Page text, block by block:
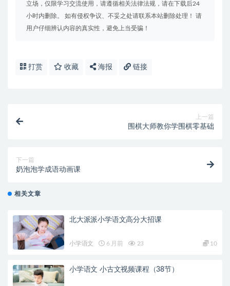
立场，仅限学习交流使用，请遵循相关法律法规，请在下载后24
小时内删除。 如有侵权争议、不妥之处请联系本站删除处理！ 请
用户仔细辨认内容的真实性，避免上当受骗！
打赏 收藏 海报 链接
上一篇
围棋大师教你学围棋零基础
下一篇
奶泡泡学成语动画课
相关文章
北大派派小学语文高分大招课
小学语文 6 月前 23 10
小学语文 小古文视频课程（38节）